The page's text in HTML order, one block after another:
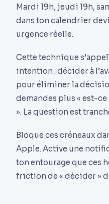
Mardi 19h, jeudi 19h,
dans ton calendrier
urgence réelle.
Cette technique
intention : décider à
pour éliminer la
demandes plus « est-ce
». La question est
Bloque ces créneaux
Apple. Active une
ton entourage que ces
friction de « décider »